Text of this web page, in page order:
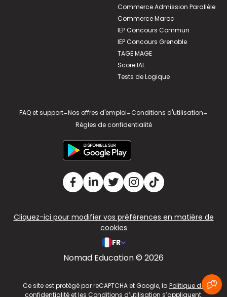
Commerce Admission Parallèle
Commerce Maroc
IEP Concours Commun
IEP Concours Grenoble
TAGE MAGE
Score IAE
Tests de Logique
FAQ et support-Nos offres d'emploi-Conditions d'utilisation-
Règles de confidentialité
Cliquez-ici pour modifier vos préférences en matière de
cookies
FR
Nomad Education © 2026
Ce site est protégé par reCAPTCHA et Google, la Politique de
confidentialitéet les Conditions d’utilisation s’appliquent.